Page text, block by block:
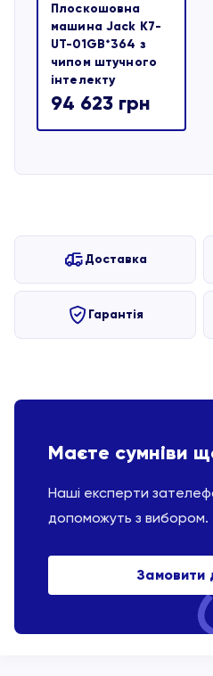
Плоскошовна
машина Jack K7-
UT-01GB*364 з
чипом штучного
інтелекту
94 623 грн
Доставка
Гарантія
Маєте сумніви
Наші експерти
допоможуть з вибором.
Замовити